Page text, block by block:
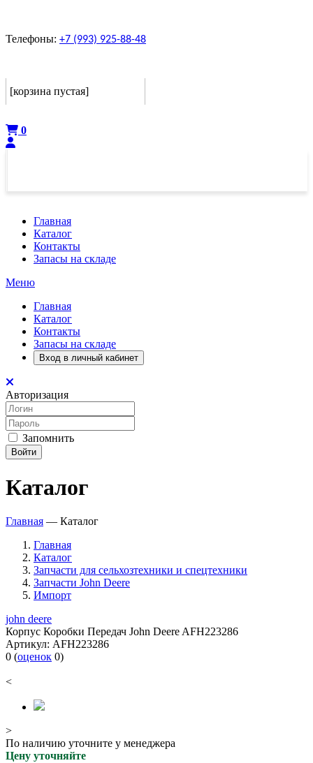
Телефоны: +7 (993) 925-88-48
[корзина пустая]
0
Главная
Каталог
Контакты
Запасы на складе
Меню
Главная
Каталог
Контакты
Запасы на складе
Вход в личный кабинет
Авторизация
Запомнить
Войти
Каталог
Главная — Каталог
Главная
Каталог
Запчасти для сельхозтехники и спецтехники
Запчасти John Deere
Импорт
john deere
Корпус Коробки Передач John Deere AFH223286
Артикул: AFH223286
0 (оценок 0)
<
>
По наличию уточните у менеджера
Цену уточняйте